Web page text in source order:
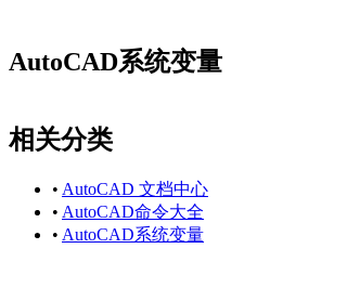
AutoCAD系统变量
相关分类
• AutoCAD 文档中心
• AutoCAD命令大全
• AutoCAD系统变量